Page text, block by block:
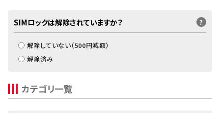
SIMロックは解除されていますか？ ?
解除していない（500円減額）
解除済み
カテゴリ一覧